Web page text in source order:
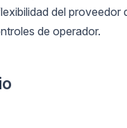
del proveedor
de operador.